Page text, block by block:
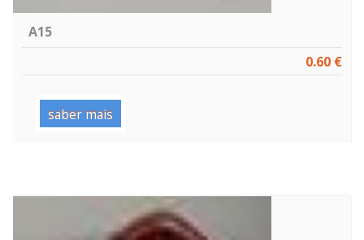
A15
0.60 €
saber mais